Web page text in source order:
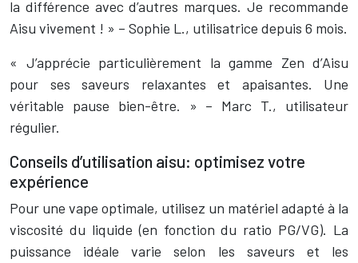
la différence avec d’autres marques. Je recommande
Aisu vivement ! » – Sophie L., utilisatrice depuis 6 mois.
« J’apprécie particulièrement la gamme Zen d’Aisu
pour ses saveurs relaxantes et apaisantes. Une
véritable pause bien-être. » – Marc T., utilisateur
régulier.
Conseils d’utilisation aisu: optimisez votre
expérience
Pour une vape optimale, utilisez un matériel adapté à la
viscosité du liquide (en fonction du ratio PG/VG). La
puissance idéale varie selon les saveurs et les